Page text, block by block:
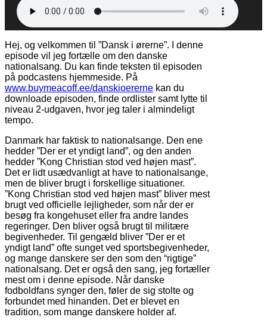
Hej, og velkommen til ”Dansk i ørerne”. I denne
episode vil jeg fortælle om den danske
nationalsang. Du kan finde teksten til episoden
på podcastens hjemmeside. På
www.buymeacoff.ee/danskioererne kan du
downloade episoden, finde ordlister samt lytte til
niveau 2-udgaven, hvor jeg taler i almindeligt
tempo.
Danmark har faktisk to nationalsange. Den ene
hedder ”Der er et yndigt land”, og den anden
hedder ”Kong Christian stod ved højen mast”.
Det er lidt usædvanligt at have to nationalsange,
men de bliver brugt i forskellige situationer.
”Kong Christian stod ved højen mast” bliver mest
brugt ved officielle lejligheder, som når der er
besøg fra kongehuset eller fra andre landes
regeringer. Den bliver også brugt til militære
begivenheder. Til gengæld bliver ”Der er et
yndigt land” ofte sunget ved sportsbegivenheder,
og mange danskere ser den som den “rigtige”
nationalsang. Det er også den sang, jeg fortæller
mest om i denne episode. Når danske
fodboldfans synger den, føler de sig stolte og
forbundet med hinanden. Det er blevet en
tradition, som mange danskere holder af.